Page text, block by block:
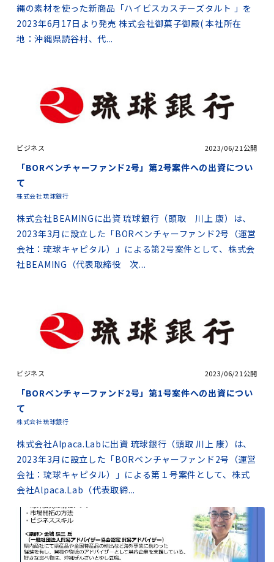
縄の素材を使った新商品「ハイビスカスチーズタルト 」を
2023年6月17日より発売 株式会社御菓子御殿( 本社所在
地：沖縄県読谷村、代...
ビジネス 2023/06/21公開
「BORベンチャーファンド2号」第2号案件への出資につい
て
株式会社琉球銀行
株式会社BEAMINGに出資 琉球銀行（頭取 川上 康）は、
2023年3月に設立した「BORベンチャーファンド2号（運営
会社：琉球キャピタル）」による第2号案件として、株式会
社BEAMING（代表取締役 次...
ビジネス 2023/06/21公開
「BORベンチャーファンド2号」第1号案件への出資につい
て
株式会社琉球銀行
株式会社Alpaca.Labに出資 琉球銀行（頭取 川上 康）は、
2023年3月に設立した「BORベンチャーファンド2号（運営
会社：琉球キャピタル）」による第１号案件として、株式
会社Alpaca.Lab（代表取締...